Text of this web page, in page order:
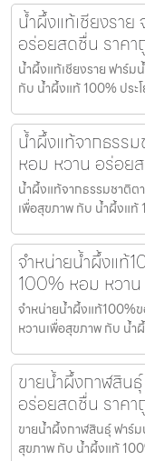
น้ำผึ้งแท้เชียงรา
อร่อยสดชื่น ราคา
น้ำผึ้งแท้เชียงราย ฟาร์
กับ น้ำผึ้งแท้ 100% ประ
น้ำผึ้งแท้จากธรร
หอม หวาน อร่อย
น้ำผึ้งแท้จากธรรมชาติต
เพื่อสุขภาพ กับ น้ำผึ้งแท้
จำหน่ายน้ำผึ้งแท้
100% หอม หวา
จำหน่ายน้ำผึ้งแท้100%
หวานเพื่อสุขภาพ กับ น้ำ
ขายน้ำผึ้งกาฬสิน
อร่อยสดชื่น ราคา
ขายน้ำผึ้งกาฬสินธุ์ ฟาร์
สุขภาพ กับ น้ำผึ้งแท้